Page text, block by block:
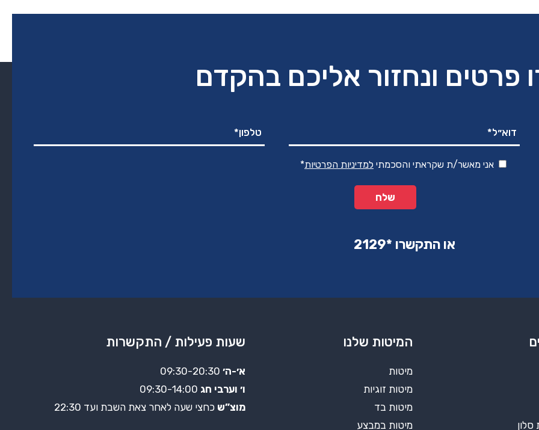
פרטים ונחזור אליכם בהקדם
אני מאשר/ת שקראתי והסכמתי למדיניות הפרטיות*
או התקשרו ‏*2129‏
סלון
המיטות שלנו
מיטות
מיטות זוגיות
מיטות בד
מיטות במבצע
שעות פעילות / התקשרות
א׳-ה׳ 09:30-20:30
ו׳ וערבי חג
מוצ”ש כחצי שעה לאחר צאת השבת ועד 22:30